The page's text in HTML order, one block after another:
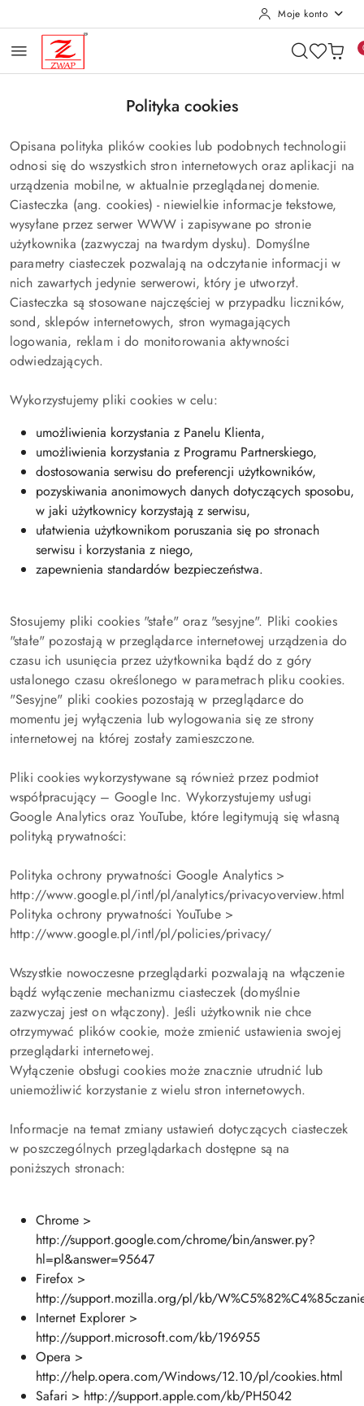
Moje konto
Polityka cookies
Opisana polityka plików cookies lub podobnych technologii
odnosi się do wszystkich stron internetowych oraz aplikacji na
urządzenia mobilne, w aktualnie przeglądanej domenie.
Ciasteczka (ang. cookies) - niewielkie informacje tekstowe,
wysyłane przez serwer WWW i zapisywane po stronie
użytkownika (zazwyczaj na twardym dysku). Domyślne
parametry ciasteczek pozwalają na odczytanie informacji w
nich zawartych jedynie serwerowi, który je utworzył.
Ciasteczka są stosowane najczęściej w przypadku liczników,
sond, sklepów internetowych, stron wymagających
logowania, reklam i do monitorowania aktywności
odwiedzających.
Wykorzystujemy pliki cookies w celu:
umożliwienia korzystania z Panelu Klienta,
umożliwienia korzystania z Programu Partnerskiego,
dostosowania serwisu do preferencji użytkowników,
pozyskiwania anonimowych danych dotyczących sposobu,
w jaki użytkownicy korzystają z serwisu,
ułatwienia użytkownikom poruszania się po stronach
serwisu i korzystania z niego,
zapewnienia standardów bezpieczeństwa.
Stosujemy pliki cookies "stałe" oraz "sesyjne". Pliki cookies
"stałe" pozostają w przeglądarce internetowej urządzenia do
czasu ich usunięcia przez użytkownika bądź do z góry
ustalonego czasu określonego w parametrach pliku cookies.
"Sesyjne" pliki cookies pozostają w przeglądarce do
momentu jej wyłączenia lub wylogowania się ze strony
internetowej na której zostały zamieszczone.
Pliki cookies wykorzystywane są również przez podmiot
współpracujący – Google Inc. Wykorzystujemy usługi
Google Analytics oraz YouTube, które legitymują się własną
polityką prywatności:
Polityka ochrony prywatności Google Analytics >
http://www.google.pl/intl/pl/analytics/privacyoverview.html
Polityka ochrony prywatności YouTube >
http://www.google.pl/intl/pl/policies/privacy/
Wszystkie nowoczesne przeglądarki pozwalają na włączenie
bądź wyłączenie mechanizmu ciasteczek (domyślnie
zazwyczaj jest on włączony). Jeśli użytkownik nie chce
otrzymywać plików cookie, może zmienić ustawienia swojej
przeglądarki internetowej.
Wyłączenie obsługi cookies może znacznie utrudnić lub
uniemożliwić korzystanie z wielu stron internetowych.
Informacje na temat zmiany ustawień dotyczących ciasteczek
w poszczególnych przeglądarkach dostępne są na
poniższych stronach:
Chrome >
http://support.google.com/chrome/bin/answer.py?
hl=pl&answer=95647
Firefox >
http://support.mozilla.org/pl/kb/
Internet Explorer >
http://support.microsoft.com/kb/196955
Opera >
http://help.opera.com/Windows/12.10/pl/cookies.html
Safari > http://support.apple.com/kb/PH5042